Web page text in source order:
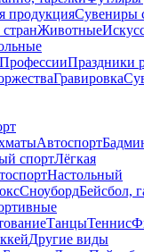
продукцияСувениры
Животные
ПрофессииПраздники
Гравировка
Автоспорт
спортЛёгкая
Настольный
СноубордБейсбол,
ТанцыТеннис
Другие виды